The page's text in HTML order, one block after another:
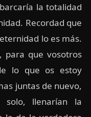
la totalidad
Recordad que
lo es más.
para que vosotros
lo que os estoy
juntas de nuevo,
llenarían la